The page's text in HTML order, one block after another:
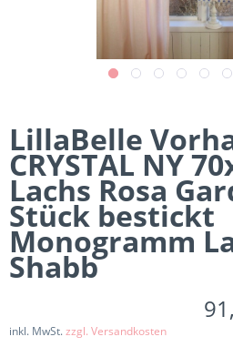
LillaBelle
CRYSTAL NY
Lachs Rosa
Stück bestickt
Monogramm
Shabb
inkl. MwSt.zzgl. Versandkosten